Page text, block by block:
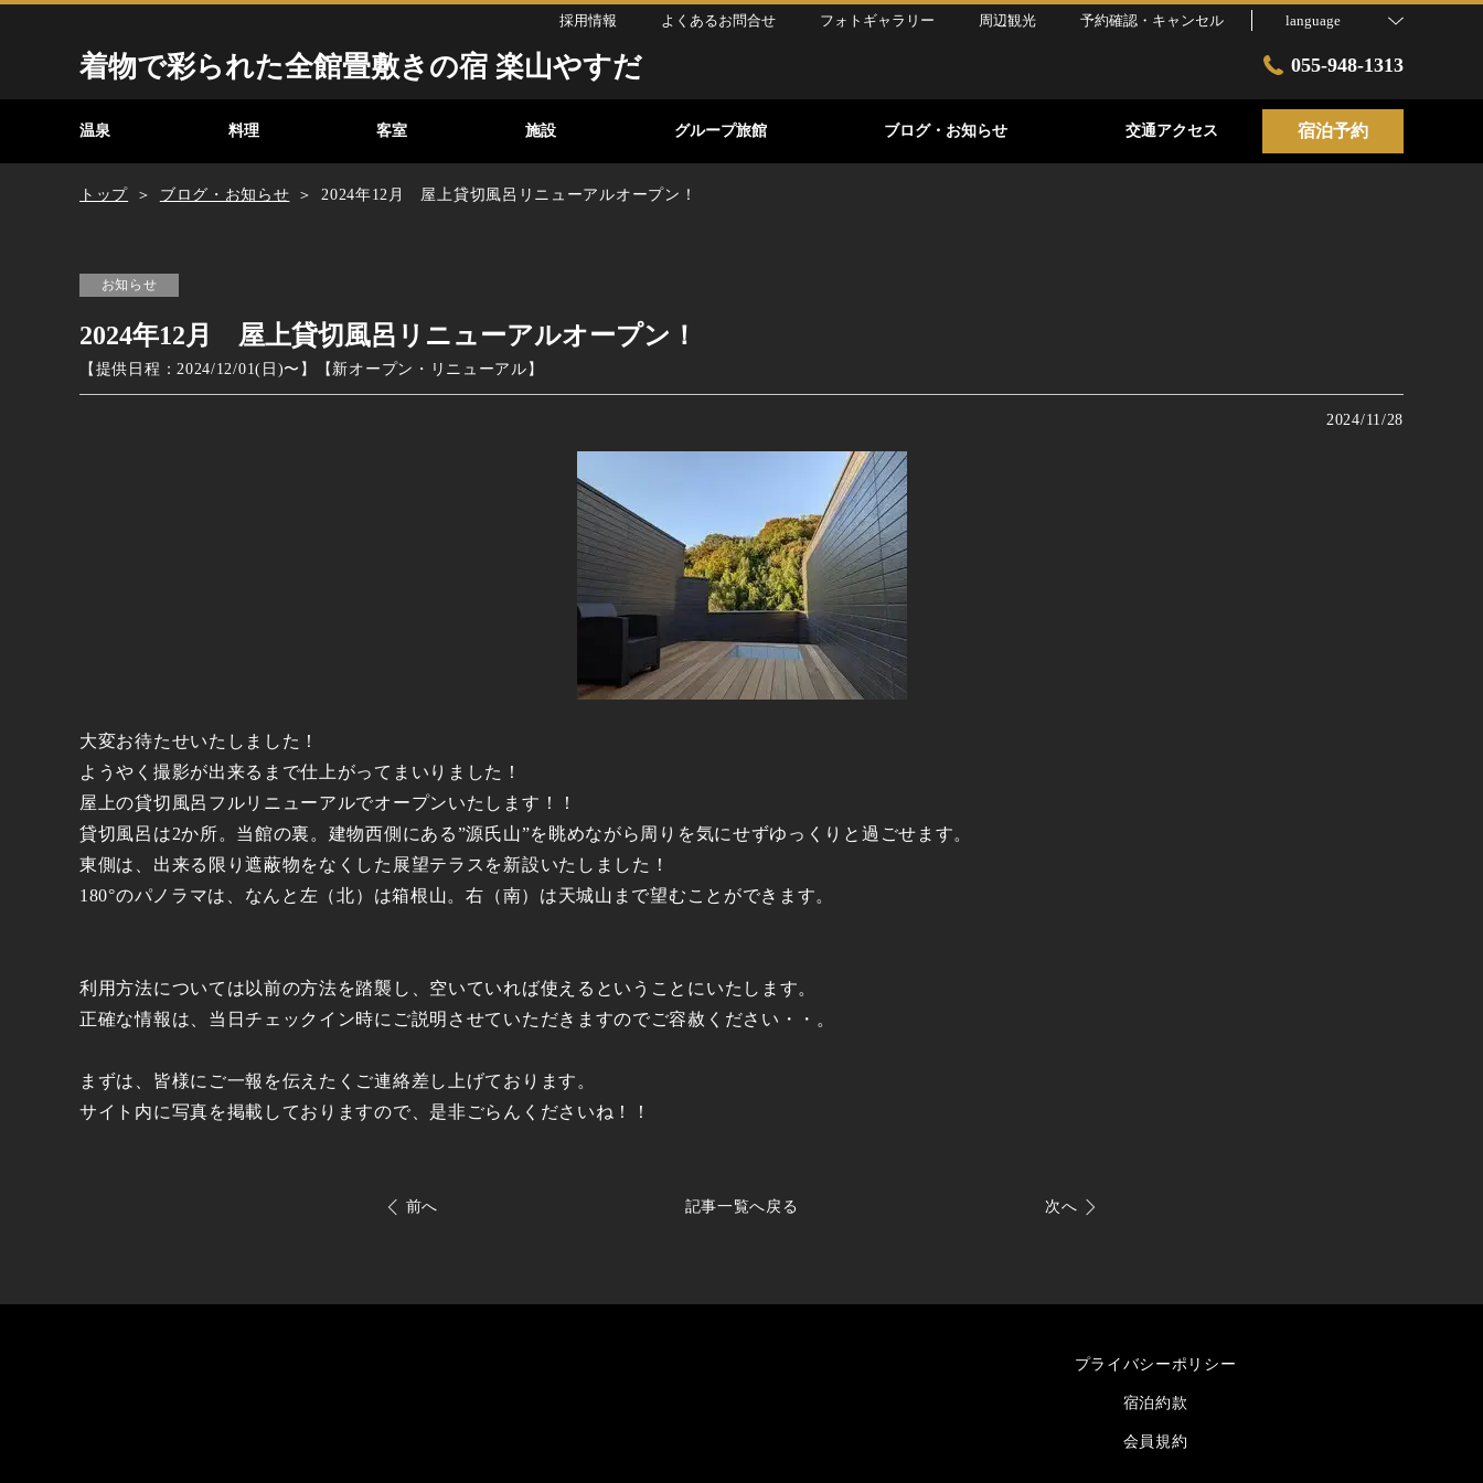
採用情報 よくあるお問合せ フォトギャラリー 周辺観光 予約確認・キャンセル language
着物で彩られた全館畳敷きの宿 楽山やすだ 055-948-1313
温泉 料理 客室 施設 グループ旅館 ブログ・お知らせ 交通アクセス 宿泊予約
トップ ブログ・お知らせ 2024年12月 屋上貸切風呂リニューアルオープン！
お知らせ
2024年12月 屋上貸切風呂リニューアルオープン！
【提供日程：2024/12/01(日)〜】 【 新オープン・リニューアル 】
2024/11/28
大変お待たせいたしました！
ようやく撮影が出来るまで仕上がってまいりました！
屋上の貸切風呂フルリニューアルでオープンいたします！！
貸切風呂は2か所。当館の裏。建物西側にある”源氏山”を眺めながら周りを気にせずゆっくりと過ごせます。
東側は、出来る限り遮蔽物をなくした展望テラスを新設いたしました！
180°のパノラマは、なんと左（北）は箱根山。右（南）は天城山まで望むことができます。
利用方法については以前の方法を踏襲し、空いていれば使えるということにいたします。
正確な情報は、当日チェックイン時にご説明させていただきますのでご容赦ください・・。
まずは、皆様にご一報を伝えたくご連絡差し上げております。
サイト内に写真を掲載しておりますので、是非ごらんくださいね！！
前へ 記事一覧へ戻る 次へ
プライバシーポリシー
宿泊約款
会員規約